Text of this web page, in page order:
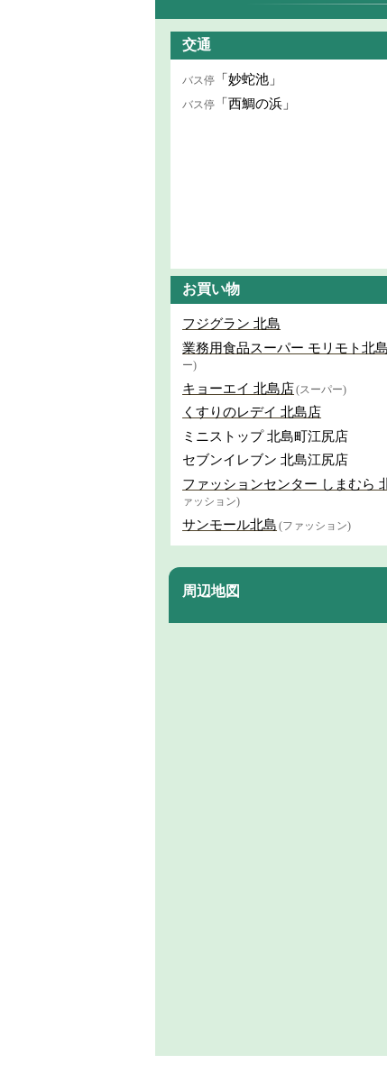
交通
バス停 「妙蛇池」
バス停 「西鯛の浜」
お買い物
フジグラン 北島
業務用食品スーパー モリモト北
ー)
キョーエイ 北島店(スーパー)
くすりのレデイ 北島店
ミニストップ 北島町江尻店
セブンイレブン 北島江尻店
ファッションセンター しまむら
ァッション)
サンモール北島 (ファッション)
周辺地図